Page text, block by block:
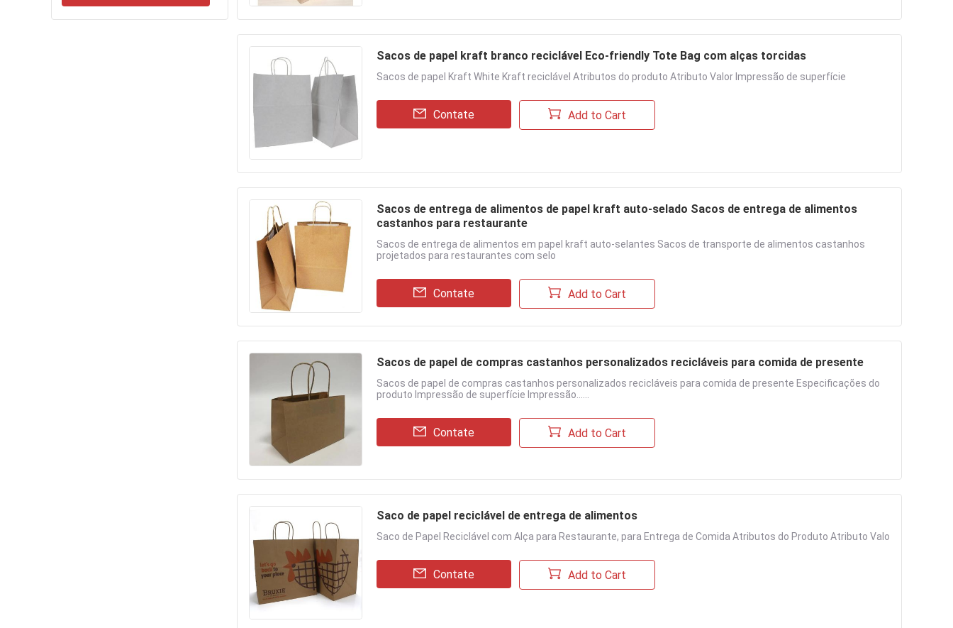
Sacos de papel kraft branco reciclável Eco-friendly Tote Bag com alças torcidas
Sacos de papel Kraft White Kraft reciclável Atributos do produto Atributo Valor Impressão de superfície
Contate Add to Cart
Sacos de entrega de alimentos de papel kraft auto-selado Sacos de entrega de alimentos
castanhos para restaurante
Sacos de entrega de alimentos em papel kraft auto-selantes Sacos de transporte de alimentos castanhos
projetados para restaurantes com selo
Contate Add to Cart
Sacos de papel de compras castanhos personalizados recicláveis para comida de presente
Sacos de papel de compras castanhos personalizados recicláveis para comida de presente Especificações do
produto Impressão de superfície Impressão......
Contate Add to Cart
Saco de papel reciclável de entrega de alimentos
Saco de Papel Reciclável com Alça para Restaurante, para Entrega de Comida Atributos do Produto Atributo Valo
Contate Add to Cart